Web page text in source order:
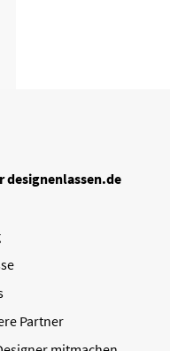
designenlassen.de
Partner